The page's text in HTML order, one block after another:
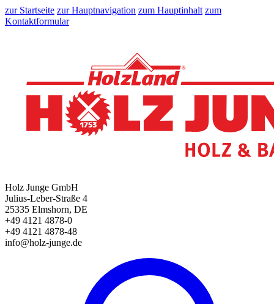
zur Startseite zur Hauptnavigation zum Hauptinhalt zum
Kontaktformular
Holz Junge GmbH
Julius-Leber-Straße 4
25335 Elmshorn, DE
+49 4121 4878-0
+49 4121 4878-48
info@holz-junge.de